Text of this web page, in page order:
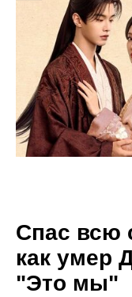
Спас всю
как умер
"Это мы"